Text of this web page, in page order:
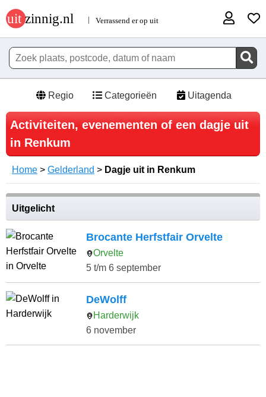
Regio Categorieën Uitagenda
Activiteiten, evenementen of een dagje uit
in Renkum
Home > Gelderland > Dagje uit in Renkum
Uitgelicht
Brocante Herfstfair Orvelte
Orvelte
5 t/m 6 september
DeWolff
Harderwijk
6 november